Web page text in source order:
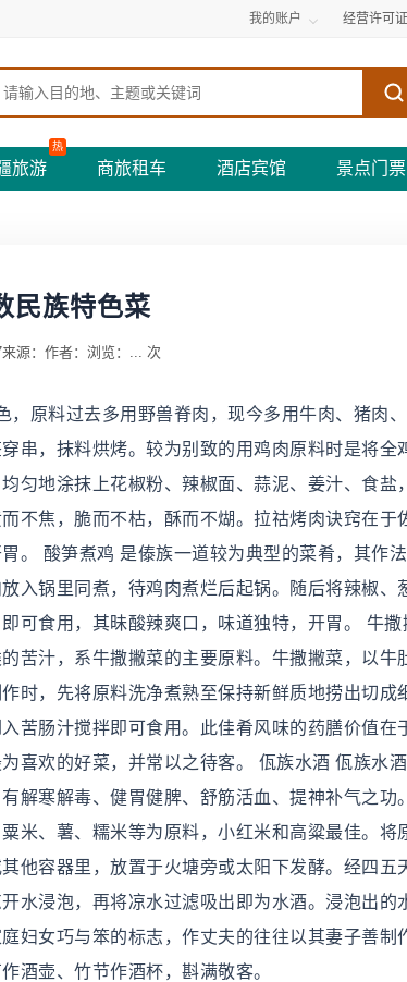
我的账户 经营许可证
旅游
热
商旅租车 酒店宾馆 景点门票
民族特色菜
来源： 作者： 浏览： ... 次
原料过去多用野兽脊肉，现今多用牛肉、猪肉、
串，抹料烘烤。较为别致的用鸡肉原料时是将全
匀地涂抹上花椒粉、辣椒面、蒜泥、姜汁、食盐
不焦，脆而不枯，酥而不煳。拉祜烤肉诀窍在于
。 酸笋煮鸡 是傣族一道较为典型的菜肴，其作
入锅里同煮，待鸡肉煮烂后起锅。随后将辣椒、
可食用，其昧酸辣爽口，味道独特，开胃。 牛撒
苦汁，系牛撒撇菜的主要原料。牛撒撇菜，以牛
时，先将原料洗净煮熟至保持新鲜质地捞出切成
苦肠汁搅拌即可食用。此佳肴风味的药膳价值在
喜欢的好菜，并常以之待客。 佤族水酒 佤族水
解寒解毒、健胃健脾、舒筋活血、提神补气之功
米、薯、糯米等为原料，小红米和高粱最佳。将
他容器里，放置于火塘旁或太阳下发酵。经四五
水浸泡，再将凉水过滤吸出即为水酒。浸泡出的
妇女巧与笨的标志，作丈夫的往往以其妻子善制
酒壶、竹节作酒杯，斟满敬客。